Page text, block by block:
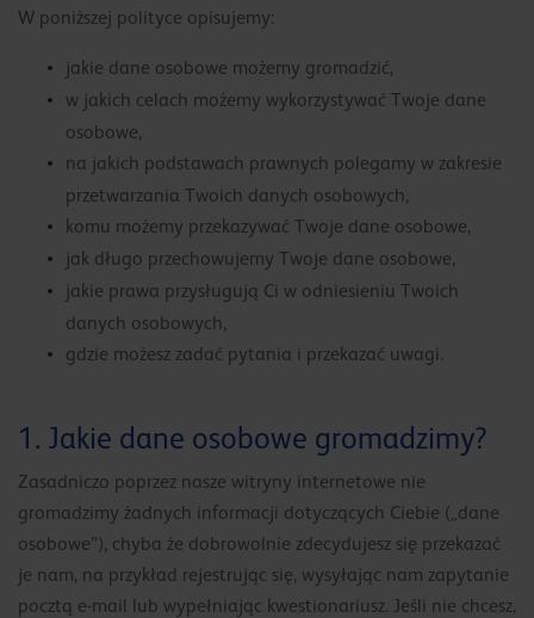
W poniższej polityce opisujemy:
jakie dane osobowe możemy gromadzić,
w jakich celach możemy wykorzystywać Twoje dane
osobowe,
na jakich podstawach prawnych polegamy w zakresie
przetwarzania Twoich danych osobowych,
komu możemy przekazywać Twoje dane osobowe,
jak długo przechowujemy Twoje dane osobowe,
jakie prawa przysługują Ci w odniesieniu Twoich
danych osobowych,
gdzie możesz zadać pytania i przekazać uwagi.
1. Jakie dane osobowe gromadzimy?
Zasadniczo poprzez nasze witryny internetowe nie
gromadzimy żadnych informacji dotyczących Ciebie („dane
osobowe”), chyba że dobrowolnie zdecydujesz się przekazać
je nam, na przykład rejestrując się, wysyłając nam zapytanie
pocztą e-mail lub wypełniając kwestionariusz. Jeśli nie chcesz,